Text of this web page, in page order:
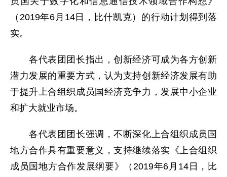
（2019年6月14日，比什凯克）的行动计划得到落
实。
各代表团团长指出，创新经济可成为各方创新
潜力发展的重要方式，认为支持创新经济发展有助
于提升上合组织成员国经济竞争力，发展中小企业
和扩大就业市场。
各代表团团长强调，不断深化上合组织成员国
地方合作具有重要意义，支持继续落实《上合组织
成员国地方合作发展纲要》（2019年6月14日，比